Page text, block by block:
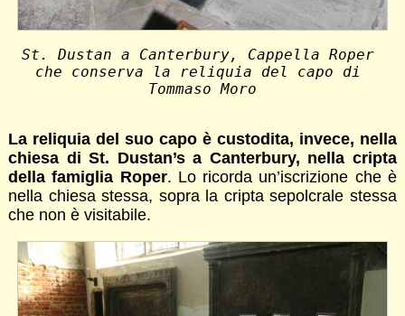
St. Dustan a Canterbury, Cappella Roper
che conserva la reliquia del capo di
Tommaso Moro
La reliquia del suo capo è custodita, invece, nella
chiesa di St. Dustan’s a Canterbury, nella cripta
della famiglia Roper. Lo ricorda un’iscrizione che è
nella chiesa stessa, sopra la cripta sepolcrale stessa
che non è visitabile.